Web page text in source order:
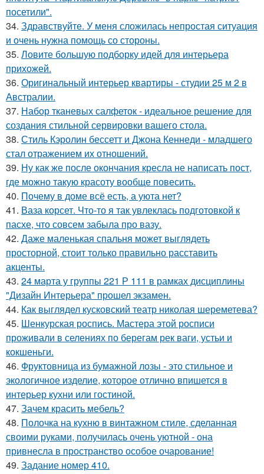
посетили".
34. Здравствуйте. У меня сложилась непростая ситуация
и очень нужна помощь со стороны.
35. Ловите большую подборку идей для интерьера
прихожей.
36. Оригинальный интерьер квартиры - студии 25 м 2 в
Австралии.
37. Набор тканевых салфеток - идеальное решение для
создания стильной сервировки вашего стола.
38. Стиль Кэролин бессетт и Джона Кеннеди - младшего
стал отражением их отношений.
39. Ну как же после окончания кресла не написать пост,
где можно такую красоту вообще повесить.
40. Почему в доме всё есть, а уюта нет?
41. Ваза корсет. Что-то я так увлеклась подготовкой к
пасхе, что совсем забыла про вазу.
42. Даже маленькая спальня может выглядеть
просторной, стоит только правильно расставить
акценты.
43. 24 марта у группы 221 Р 111 в рамках дисциплины
"Дизайн Интерьера" прошел экзамен.
44. Как выглядел кусковский театр николая шереметева?
45. Шенкурская роспись. Мастера этой росписи
проживали в селениях по берегам рек ваги, устьи и
кокшеньги.
46. Фруктовница из бумажной лозы - это стильное и
экологичное изделие, которое отлично впишется в
интерьер кухни или гостиной.
47. Зачем красить мебель?
48. Полочка на кухню в винтажном стиле, сделанная
своими руками, получилась очень уютной - она
привнесла в пространство особое очарование!
49. Задание номер 410.